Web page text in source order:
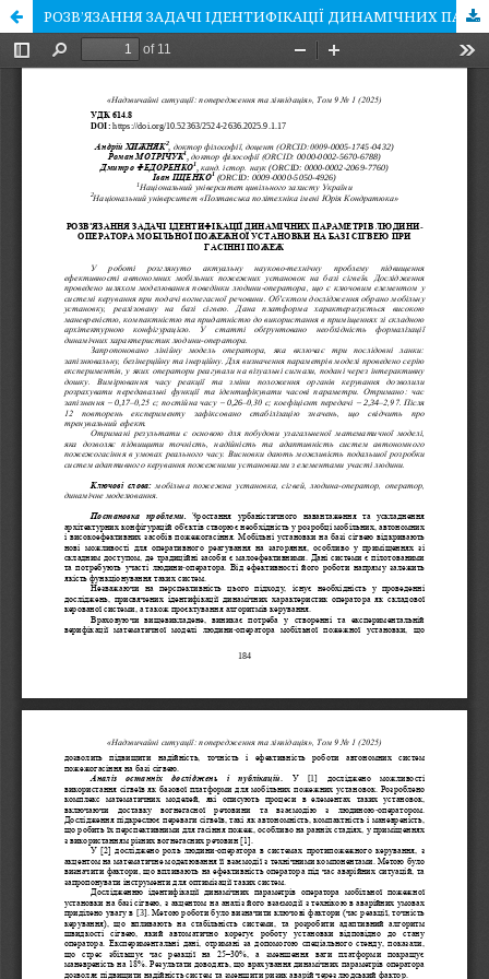
РОЗВ’ЯЗАННЯ ЗАДАЧІ ІДЕНТИФІКАЦІЇ ДИНАМІЧНИХ ПАРАМЕТРІВ ЛЮДИНИ-ОПЕРАТОРА МОБІЛЬНОЇ ПОЖЕЖНОЇ УСТАНОВКИ НА БАЗІ СІГВЕЮ ПРИ ГАСІННІ ПОЖЕЖ